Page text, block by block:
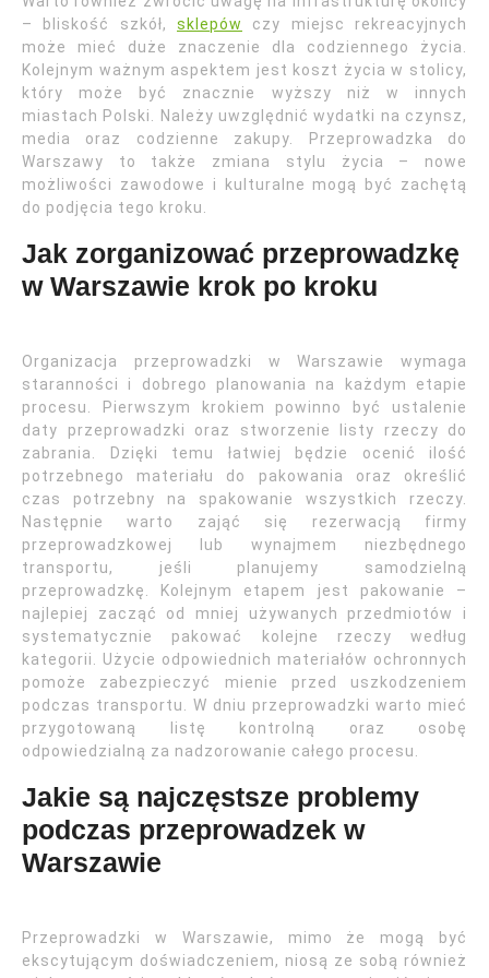
– bliskość szkół, sklepów
czy miejsc rekreacyjnych
może mieć duże znaczenie dla codziennego życia.
Kolejnym ważnym aspektem jest koszt życia w stolicy,
który może być znacznie wyższy niż w innych
miastach Polski. Należy uwzględnić wydatki na czynsz,
media oraz codzienne zakupy. Przeprowadzka do
Warszawy to także zmiana stylu życia – nowe
możliwości zawodowe i kulturalne mogą być zachętą
do podjęcia tego kroku.
Jak zorganizować przeprowadzkę
w Warszawie krok po kroku
Organizacja przeprowadzki w Warszawie wymaga
staranności i dobrego planowania na każdym etapie
procesu. Pierwszym krokiem powinno być ustalenie
daty przeprowadzki oraz stworzenie listy rzeczy do
zabrania. Dzięki temu łatwiej będzie ocenić ilość
potrzebnego materiału do pakowania oraz określić
czas potrzebny na spakowanie wszystkich rzeczy.
Następnie warto zająć się rezerwacją firmy
przeprowadzkowej lub wynajmem niezbędnego
transportu, jeśli planujemy samodzielną
przeprowadzkę. Kolejnym etapem jest pakowanie –
najlepiej zacząć od mniej używanych przedmiotów i
systematycznie pakować kolejne rzeczy według
kategorii. Użycie odpowiednich materiałów ochronnych
pomoże zabezpieczyć mienie przed uszkodzeniem
podczas transportu. W dniu przeprowadzki warto mieć
przygotowaną listę kontrolną oraz osobę
odpowiedzialną za nadzorowanie całego procesu.
Jakie są najczęstsze problemy
podczas przeprowadzek w
Warszawie
Przeprowadzki w Warszawie, mimo że mogą być
ekscytującym doświadczeniem, niosą ze sobą również